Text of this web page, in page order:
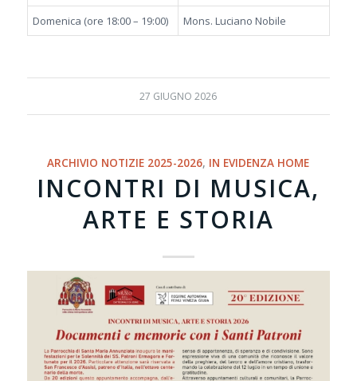
Domenica (ore 18:00 – 19:00) Mons. Luciano Nobile
27 GIUGNO 2026
ARCHIVIO NOTIZIE 2025-2026, IN EVIDENZA HOME
INCONTRI DI MUSICA,
ARTE E STORIA